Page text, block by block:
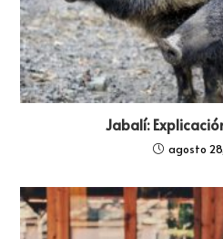
Jabalí:
agosto